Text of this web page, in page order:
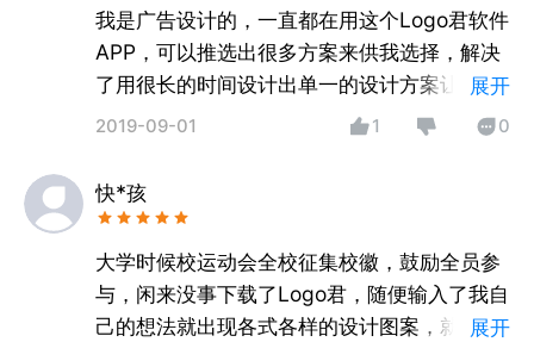
我是广告设计的，一直都在用这个Logo君软件
APP，可以推选出很多方案来供我选择，解决
了用很长的时间设计出单一的设计方案让客户
不满意，为自己的工作加快了工作效率，我还
微博的头像，方便使用。
展开
2019-09-01 1 0
快*孩
大学时候校运动会全校征集校徽，鼓励全员参
与，闲来没事下载了Logo君，随便输入了我自
己的想法就出现各式各样的设计图案，就提交
展开